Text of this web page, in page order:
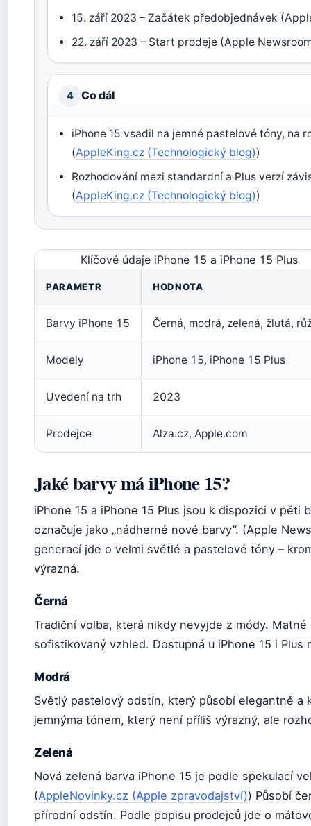
15. září 2023 – Začátek předobjednávek
22. září 2023 – Start prodeje (Apple
4 Co dál
iPhone 15 vsadil na jemné pastelové tóny, na
(AppleKing.cz (Technologický blog))
Rozhodování mezi standardní a Plus verzí
(AppleKing.cz (Technologický blog))
Klíčové údaje iPhone 15 a iPhone 15 Plus
PARAMETR HODNOTA
Barvy iPhone 15 Černá, modrá, zelená, žlutá,
Modely iPhone 15, iPhone 15 Plus
Uvedení na trh 2023
Prodejce Alza.cz, Apple.com
Jaké barvy má iPhone 15?
iPhone 15 a iPhone 15 Plus jsou k dispozici v pěti
označuje jako „nádherné nové barvy”. (Apple
generací jde o velmi světlé a pastelové tóny –
výrazná.
Černá
Tradiční volba, která nikdy nevyjde z módy.
sofistikovaný vzhled. Dostupná u iPhone 15 i Plus
Modrá
Světlý pastelový odstín, který působí elegantně a
jemnýma tónem, který není příliš výrazný, ale
Zelená
Nová zelená barva iPhone 15 je podle spekulací
(AppleNovinky.cz (Apple zpravodajství)) Působí
přírodní odstín. Podle popisu prodejců jde o